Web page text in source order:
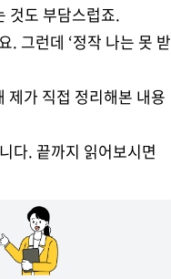
것도 부담스럽죠.
. 그런데 ‘정작 나는 못 받
제가 직접 정리해본 내용
다. 끝까지 읽어보시면